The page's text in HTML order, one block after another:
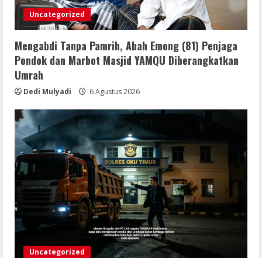
Uncategorized
Mengabdi Tanpa Pamrih, Abah Emong (81) Penjaga
Pondok dan Marbot Masjid YAMQU Diberangkatkan
Umrah
Dedi Mulyadi 6 Agustus 2026
Uncategorized